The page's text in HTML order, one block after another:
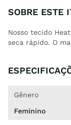
SOBRE ESTE
Nosso tecido
seca rápido. O
Gênero
Feminino